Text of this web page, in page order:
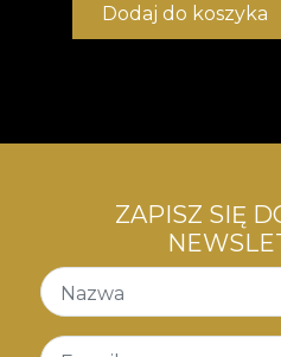
Dodaj do koszyka
ZAPISZ SIĘ
Nazwa